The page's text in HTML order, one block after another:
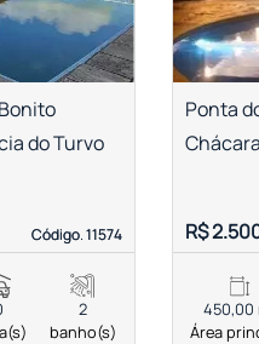
Código. 11574
Código. 11574
do Turvo
2
banho(s)
Ponta
R$
450,00
Área